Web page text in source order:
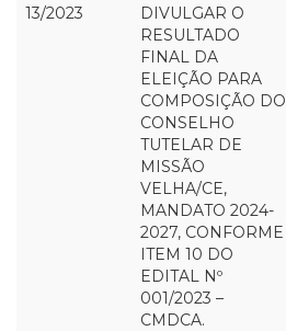
13/2023
DIVULGAR O
RESULTADO
FINAL DA
ELEIÇÃO PARA
COMPOSIÇÃO DO
CONSELHO
TUTELAR DE
MISSÃO
VELHA/CE,
MANDATO 2024-
2027, CONFORME
ITEM 10 DO
EDITAL Nº
001/2023 –
CMDCA.